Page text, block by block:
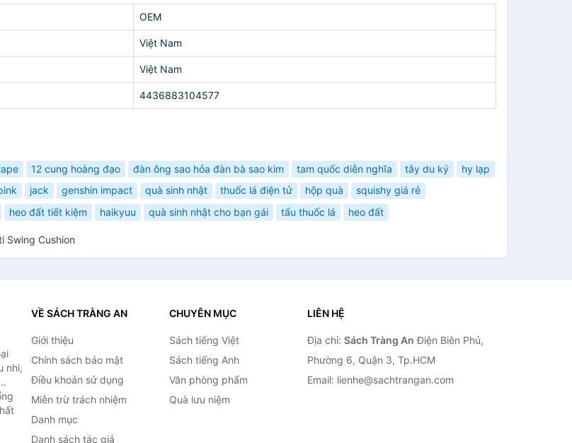
OEM
Việt Nam
Việt Nam
4436883104577
12 cung hoàng đạo đàn ông sao hỏa đàn bà sao kim tam quốc diễn nghĩa tây du ký
hy lạp
jack genshin impact quà sinh nhật thuốc lá điện tử hộp quà
squishy giá rẻ
heo đất tiết kiệm haikyuu quà sinh nhật cho bạn gái tẩu thuốc lá heo đất
Swing Cushion
nhi,
VỀ SÁCH TRÀNG AN
Giới thiệu
Chính sách bảo mật
Điều khoản sử dụng
Miễn trừ trách nhiệm
Danh mục
Danh sách tác giả
CHUYÊN MỤC
Sách tiếng Việt
Sách tiếng Anh
Văn phòng phẩm
Quà lưu niệm
LIÊN HỆ
Địa chỉ: Sách Tràng An Điện Biên Phủ,
Phường 6, Quận 3, Tp.HCM
Email: lienhe@sachtrangan.com